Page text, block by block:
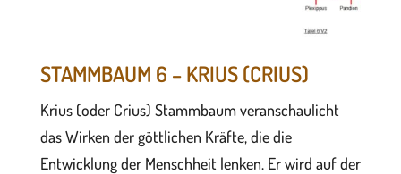
STAMMBAUM 6 – KRIUS (CRIUS)
Krius (oder Crius) Stammbaum veranschaulicht
das Wirken der göttlichen Kräfte, die die
Entwicklung der Menschheit lenken. Er wird auf der